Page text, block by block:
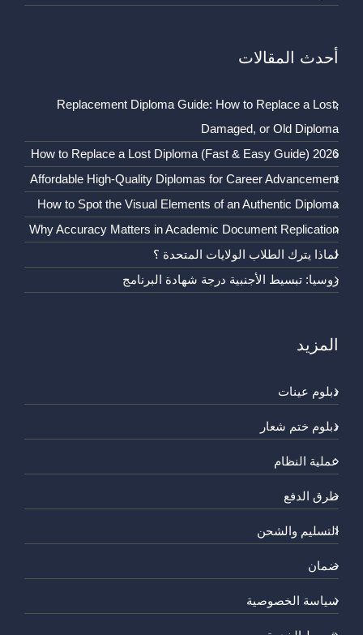
أحدث المقالات
Replacement Diploma Guide: How to Replace a Lost,
Damaged, or Old Diploma
How to Replace a Lost Diploma (Fast & Easy Guide) 2026
Affordable High-Quality Diplomas for Career Advancement
How to Spot the Visual Elements of an Authentic Diploma
Why Accuracy Matters in Academic Document Replication
لماذا يترك الطلاب الولايات المتحدة ؟
روسيا: تبسيط الأجنبية درجة شهادة البرنامج
المزيد
دبلوم عينات
دبلوم ختم شعار
عملية النظام
طرق الدفع
التسليم والشحن
ضمان
سياسة الخصوصية